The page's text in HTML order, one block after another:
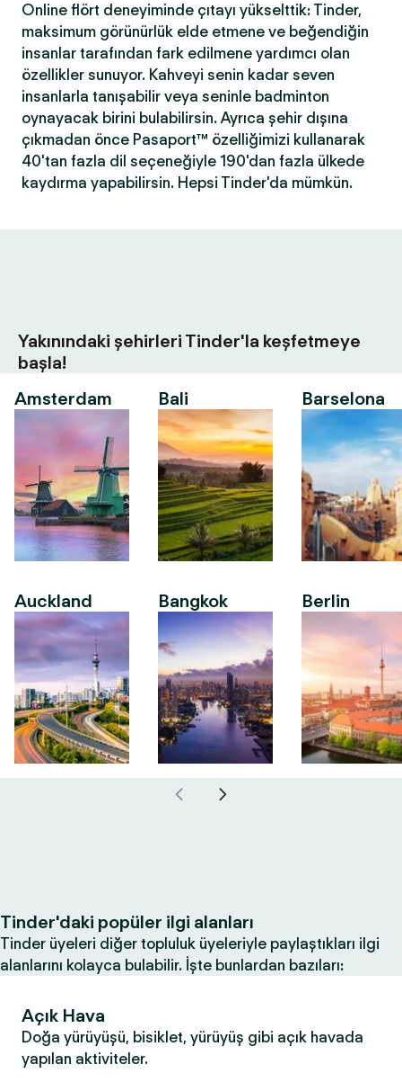
Online flört deneyiminde çıtayı yükselttik: Tinder,
maksimum görünürlük elde etmene ve beğendiğin
insanlar tarafından fark edilmene yardımcı olan
özellikler sunuyor. Kahveyi senin kadar seven
insanlarla tanışabilir veya seninle badminton
oynayacak birini bulabilirsin. Ayrıca şehir dışına
çıkmadan önce Pasaport™ özelliğimizi kullanarak
40'tan fazla dil seçeneğiyle 190'dan fazla ülkede
kaydırma yapabilirsin. Hepsi Tinder'da mümkün.
Yakınındaki şehirleri Tinder'la keşfetmeye
başla!
Amsterdam
Auckland
Bali
Bangkok
Barselona
Berlin
Tinder'daki popüler ilgi alanları
Tinder üyeleri diğer topluluk üyeleriyle paylaştıkları ilgi
alanlarını kolayca bulabilir. İşte bunlardan bazıları:
Açık Hava
Doğa yürüyüşü, bisiklet, yürüyüş gibi açık havada
yapılan aktiviteler.